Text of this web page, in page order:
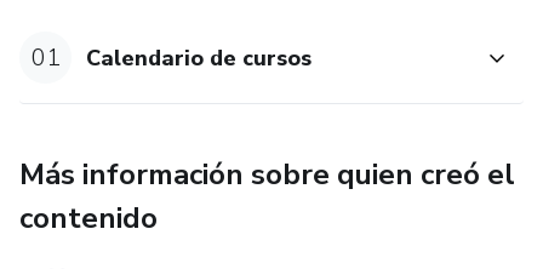
vez concluido el proceso de manera competente.
🟣 ¿Qué incluye el curso?
✔ Acceso inmediato a videos pregrabados
01 Calendario de cursos
Más información sobre quien creó el
contenido